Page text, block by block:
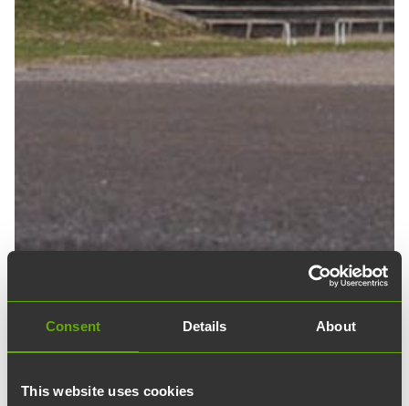
Consent Details About
This website uses cookies